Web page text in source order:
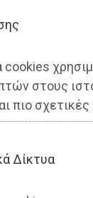
cookies
στους
πιο
Δίκτυα